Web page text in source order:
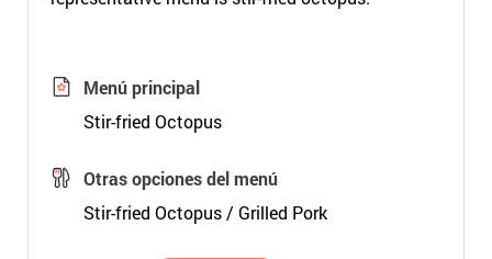
Menú principal
Stir-fried Octopus
Otras opciones del menú
Stir-fried Octopus / Grilled Pork